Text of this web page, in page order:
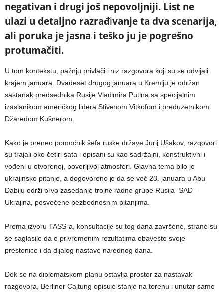
negativan i drugi još nepovoljniji. List ne
ulazi u detaljno razrađivanje ta dva scenarija,
ali poruka je jasna i teško ju je pogrešno
protumačiti.
U tom kontekstu, pažnju privlači i niz razgovora koji su se odvijali
krajem januara. Dvadeset drugog januara u Kremlju je održan
sastanak predsednika Rusije Vladimira Putina sa specijalnim
izaslanikom američkog lidera Stivenom Vitkofom i preduzetnikom
Džaredom Kušnerom.
Kako je preneo pomoćnik šefa ruske države Jurij Ušakov, razgovori
su trajali oko četiri sata i opisani su kao sadržajni, konstruktivni i
vođeni u otvorenoj, poverljivoj atmosferi. Glavna tema bilo je
ukrajinsko pitanje, a dogovoreno je da se već 23. januara u Abu
Dabiju održi prvo zasedanje trojne radne grupe Rusija–SAD–
Ukrajina, posvećene bezbednosnim pitanjima.
Prema izvoru TASS-a, konsultacije su tog dana završene, strane su
se saglasile da o privremenim rezultatima obaveste svoje
prestonice i da dijalog nastave narednog dana.
Dok se na diplomatskom planu ostavlja prostor za nastavak
razgovora, Berliner Cajtung opisuje stanje na terenu i unutar same